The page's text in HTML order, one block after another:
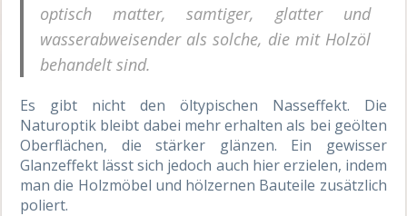
optisch matter, samtiger, glatter und
wasserabweisender als solche, die mit Holzöl
behandelt sind.
Es gibt nicht den öltypischen Nasseffekt. Die
Naturoptik bleibt dabei mehr erhalten als bei geölten
Oberflächen, die stärker glänzen. Ein gewisser
Glanzeffekt lässt sich jedoch auch hier erzielen, indem
man die Holzmöbel und hölzernen Bauteile zusätzlich
poliert.